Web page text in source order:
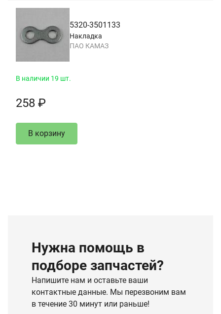
5320-3501133
Накладка
ПАО КАМАЗ
В наличии 19 шт.
258 ₽
В корзину
Нужна помощь в
подборе запчастей?
Напишите нам и оставьте ваши
контактные данные. Мы перезвоним вам
в течение 30 минут или раньше!